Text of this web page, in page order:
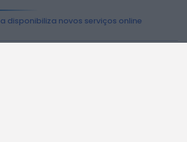
disponibiliza novos serviços online